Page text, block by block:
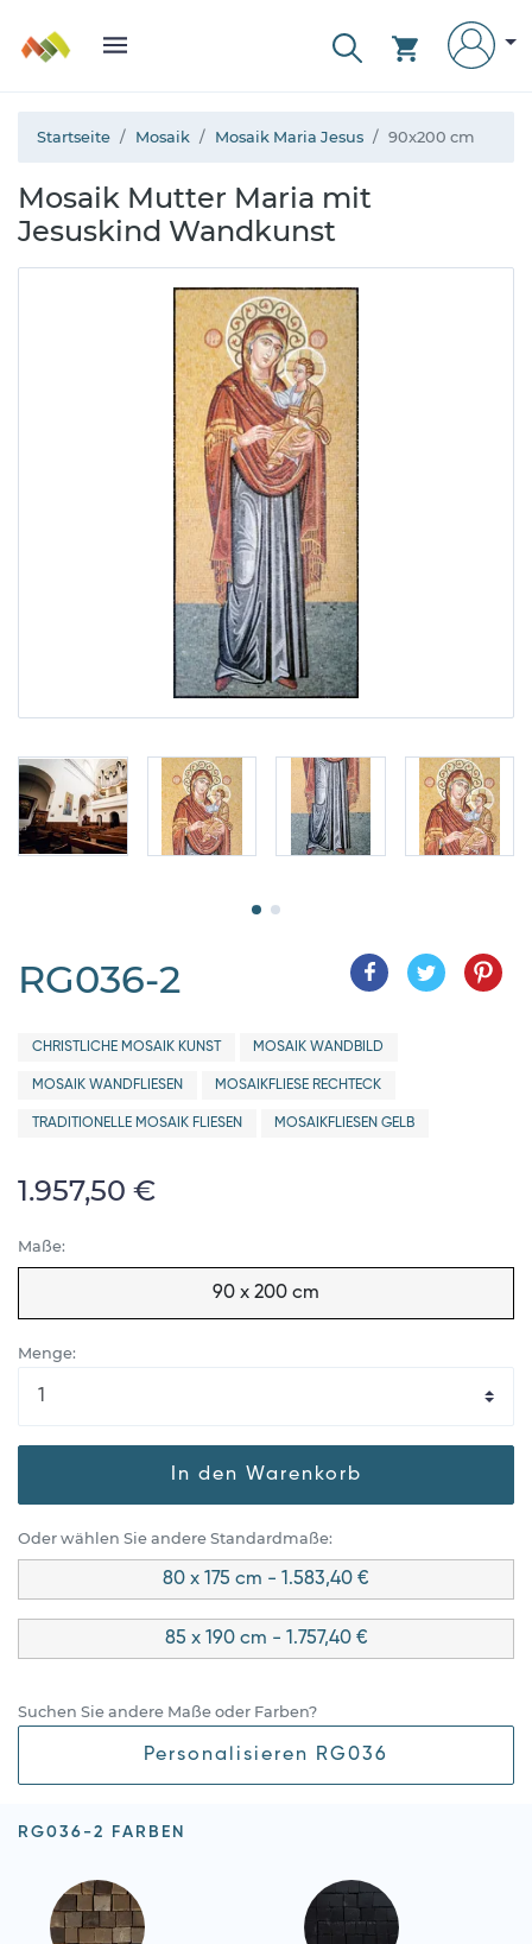
Startseite Mosaik Mosaik Maria Jesus 90x200 cm
Mosaik Mutter Maria mit
Jesuskind Wandkunst
RG036-2
CHRISTLICHE MOSAIK KUNST MOSAIK WANDBILD
MOSAIK WANDFLIESEN MOSAIKFLIESE RECHTECK
TRADITIONELLE MOSAIK FLIESEN MOSAIKFLIESEN GELB
1.957,50 €
Maße:
90 x 200 cm
Menge:
In den Warenkorb
Oder wählen Sie andere Standardmaße:
80 x 175 cm - 1.583,40 €
85 x 190 cm - 1.757,40 €
Suchen Sie andere Maße oder Farben?
Personalisieren RG036
RG036-2 FARBEN